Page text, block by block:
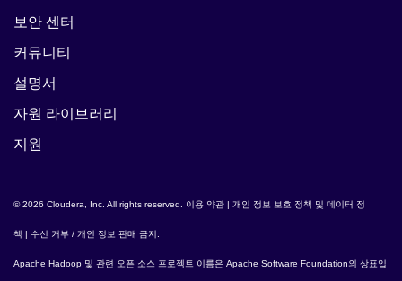
보안 센터
커뮤니티
설명서
자원 라이브러리
지원
© 2026 Cloudera, Inc. All rights reserved. 이용 약관 | 개인 정보 보호 정책 및 데이터 정
책 | 수신 거부 / 개인 정보 판매 금지
Apache Hadoop 및 관련 오픈 소스 프로젝트 이름은 Apache Software Foundation의 상표입